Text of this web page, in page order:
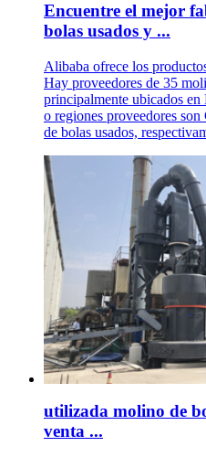
Encuentre el mejor
bolas usados y ...
Alibaba ofrece los
Hay proveedores de 35
principalmente ubicados
o regiones proveedores
de bolas usados,
utilizada molino de
venta ...